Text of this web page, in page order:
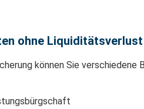
ohne Liquiditätsverlust
können Sie verschiedene